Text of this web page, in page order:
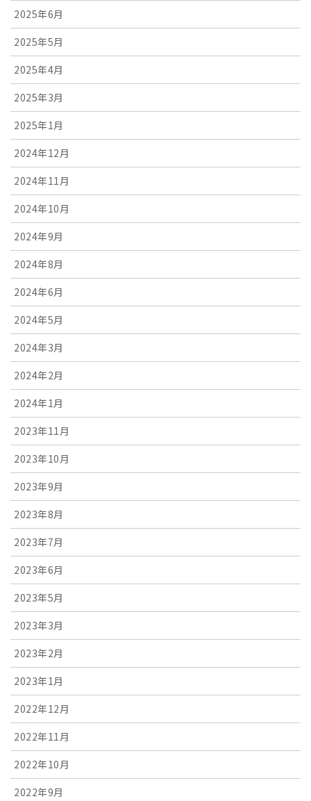
2025年6月
2025年5月
2025年4月
2025年3月
2025年1月
2024年12月
2024年11月
2024年10月
2024年9月
2024年8月
2024年6月
2024年5月
2024年3月
2024年2月
2024年1月
2023年11月
2023年10月
2023年9月
2023年8月
2023年7月
2023年6月
2023年5月
2023年3月
2023年2月
2023年1月
2022年12月
2022年11月
2022年10月
2022年9月